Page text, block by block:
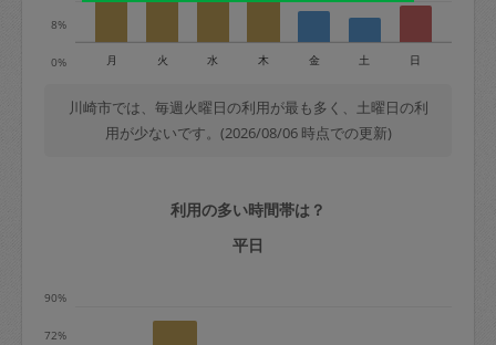
土曜日8時〜実施時間＝依頼金額の100%
＋交通費全額
依頼者不在による当日キャンセル＝依頼
金額の100%＋交通費全額
定期契約をキャンセルする場合、毎週定
期は月2回まで隔週定期は月1回までキャ
0%
8%
月 火 水 木 金 土 日
川崎市では、毎週火曜日の利用が最も多く、土曜日の利
用が少ないです。(2026/08/06 時点での更新)
利用の多い時間帯は？
平日
72%
90%